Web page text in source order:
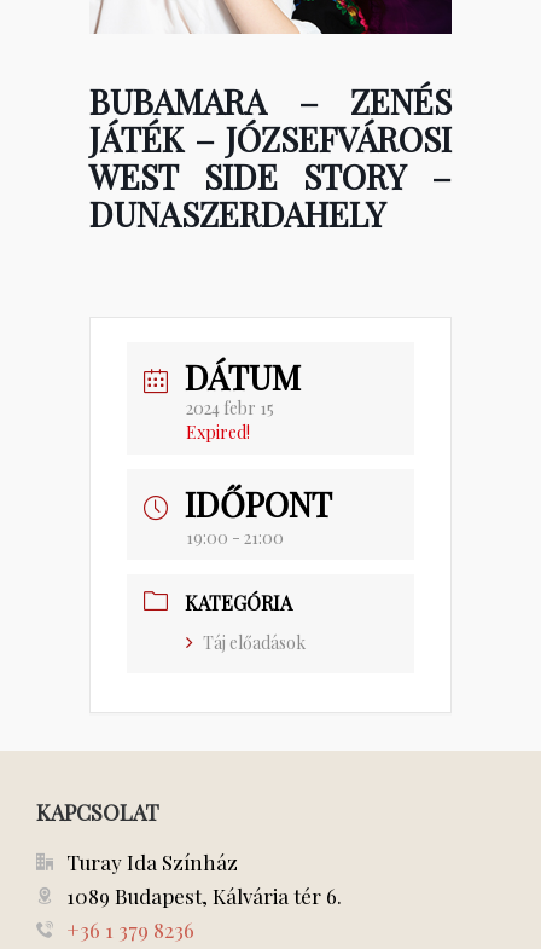
BUBAMARA – ZENÉS
JÁTÉK – JÓZSEFVÁROSI
WEST SIDE STORY –
DUNASZERDAHELY
DÁTUM
2024 febr 15
Expired!
IDŐPONT
19:00 - 21:00
KATEGÓRIA
Táj előadások
KAPCSOLAT
Turay Ida Színház
1089 Budapest, Kálvária tér 6.
+36 1 379 8236